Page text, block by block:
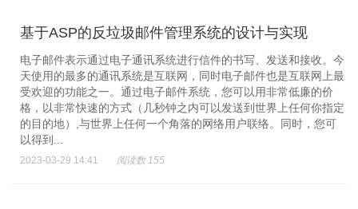
基于ASP的反垃圾邮件管理系统的设计与实现
电子邮件表示通过电子通讯系统进行信件的书写、发送和接收。今
天使用的最多的通讯系统是互联网，同时电子邮件也是互联网上最
受欢迎的功能之一。通过电子邮件系统，您可以用非常低廉的价
格，以非常快速的方式（几秒钟之内可以发送到世界上任何你指定
的目的地）,与世界上任何一个角落的网络用户联络。同时，您可
以得到...
2023-03-29 14:41 阅读数 155